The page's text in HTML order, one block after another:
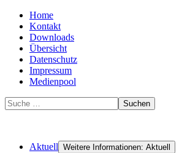
Home
Kontakt
Downloads
Übersicht
Datenschutz
Impressum
Medienpool
Suchen
Aktuell Weitere Informationen: Aktuell